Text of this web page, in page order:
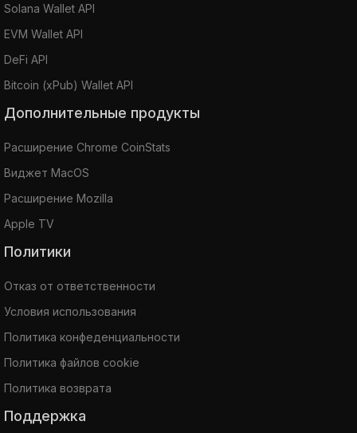
Solana Wallet API
EVM Wallet API
DeFi API
Bitcoin (xPub) Wallet API
Дополнительные продукты
Расширение Chrome CoinStats
Виджет MacOS
Расширение Mozilla
Apple TV
Политики
Отказ от ответственности
Условия использования
Политика конфеденциальности
Политика файлов cookie
Политика возврата
Поддержка